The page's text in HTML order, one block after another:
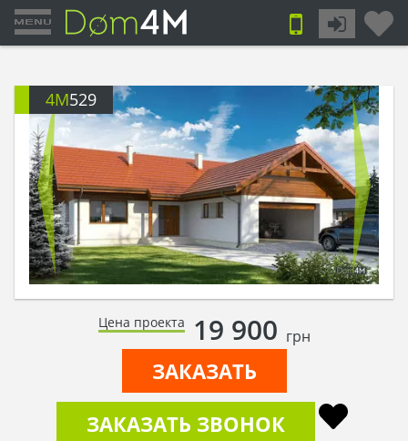
4M529
Цена проекта 19 900 грн
ЗАКАЗАТЬ
ЗАКАЗАТЬ ЗВОНОК